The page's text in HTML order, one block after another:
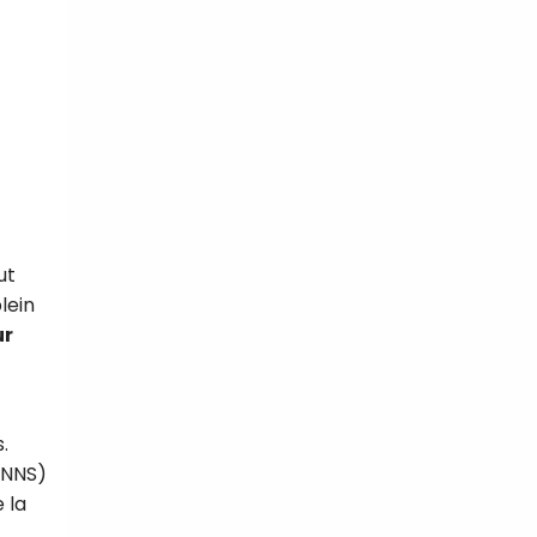
la